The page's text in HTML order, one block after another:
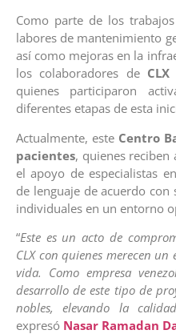
Como parte de los
labores de mantenimiento
así como mejoras en la
los colaboradores de
quienes participaron
diferentes etapas de esta
Actualmente, este Centro
pacientes, quienes reciben
el apoyo de especialistas
de lenguaje de acuerdo
individuales en un entorno
“Este es un acto de
CLX con quienes merecen
vida. Como empresa
desarrollo de este tipo de
nobles, elevando la
expresó Nasar Ramadan